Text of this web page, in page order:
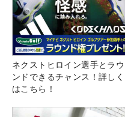
ネクストヒロイン選手とラウ
ンドできるチャンス！詳しく
はこちら！